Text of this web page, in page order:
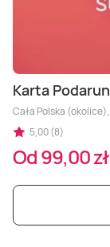
Karta
Cała Polska
5,00 (8)
Od 99,00 zł